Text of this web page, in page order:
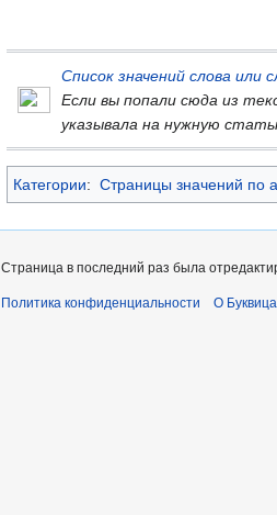
Список значений слова
Если вы попали сюда из
указывала на нужную
Категории: Страницы значений по
Страница в последний раз была
Политика конфиденциальности О Буквица